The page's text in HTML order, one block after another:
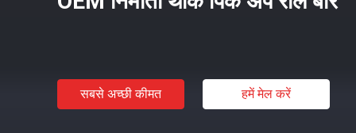
सबसे अच्छी कीमत हमें मेल करें